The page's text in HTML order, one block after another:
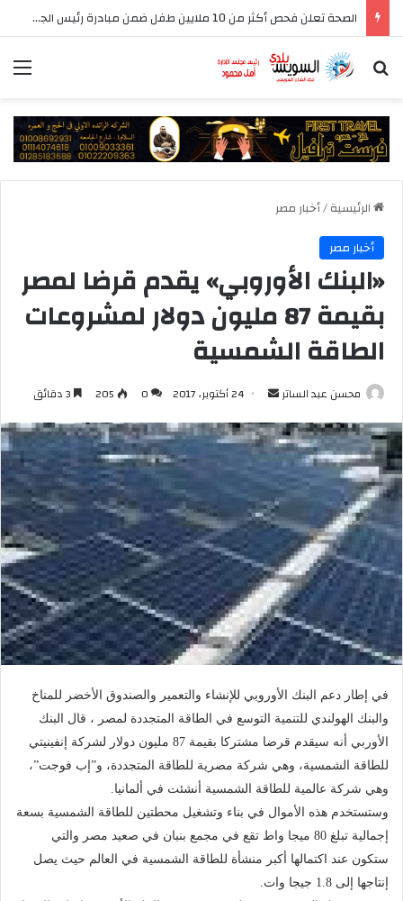
الصحة تعلن فحص أكثر من 10 ملايين طفل ضمن مبادرة رئيس الجمهورية للكشف المبكر وعلاج فقدان السمع لدى حديثي الولادة
بحث عن
الرئيسية/أخبار مصر
أخبار مصر
«البنك الأوروبي» يقدم قرضا لمصر
بقيمة 87 مليون دولار لمشروعات
الطاقة الشمسية
محسن عبد الساتر
أرسل
إلكترونيا
24 أكتوبر، 2017 0
205
في إطار دعم البنك الأوروبي للإنشاء والتعمير والصندوق الأخضر للمناخ
والبنك الهولندي للتنمية التوسع في الطاقة المتجددة لمصر ، قال البنك
الأوربي أنه سيقدم قرضا مشتركا بقيمة 87 مليون دولار لشركة إنفينيتي
للطاقة الشمسية، وهي شركة مصرية للطاقة المتجددة، و”إب فوجت”،
وهي شركة عالمية للطاقة الشمسية أنشئت في ألمانيا.
وستستخدم هذه الأموال في بناء وتشغيل محطتين للطاقة الشمسية بسعة
إجمالية تبلغ 80 ميجا واط تقع في مجمع بنبان في صعيد مصر والتي
ستكون عند اكتمالها أكبر منشأة للطاقة الشمسية في العالم حيث يصل
إنتاجها إلى 1.8 جيجا وات.